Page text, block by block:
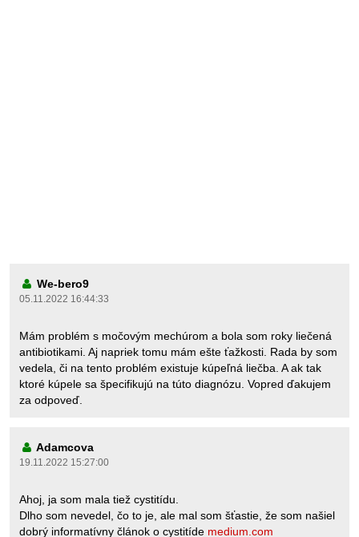
We-bero9
05.11.2022 16:44:33
Mám problém s močovým mechúrom a bola som roky liečená
antibiotikami. Aj napriek tomu mám ešte ťažkosti. Rada by som
vedela, či na tento problém existuje kúpeľná liečba. A ak tak
ktoré kúpele sa špecifikujú na túto diagnózu. Vopred ďakujem
za odpoveď.
Adamcova
19.11.2022 15:27:00
Ahoj, ja som mala tiež cystitídu.
Dlho som nevedel, čo to je, ale mal som šťastie, že som našiel
dobrý informatívny článok o cystitíde medium.com